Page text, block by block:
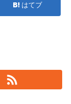
はてブ